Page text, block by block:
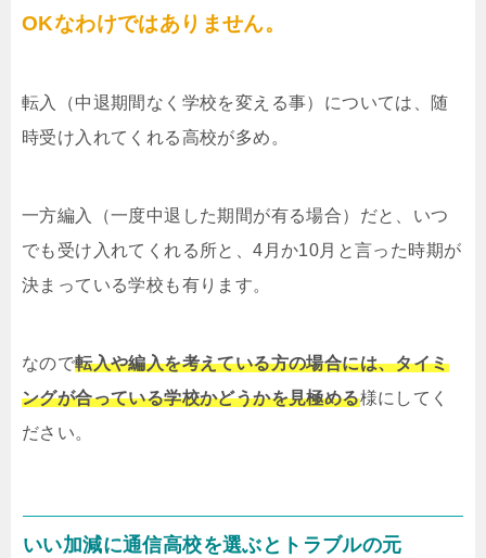
OKなわけではありません。
転入（中退期間なく学校を変える事）については、随
時受け入れてくれる高校が多め。
一方編入（一度中退した期間が有る場合）だと、いつ
でも受け入れてくれる所と、4月か10月と言った時期が
決まっている学校も有ります。
なので転入や編入を考えている方の場合には、タイミ
ングが合っている学校かどうかを見極める様にしてく
ださい。
いい加減に通信高校を選ぶとトラブルの元